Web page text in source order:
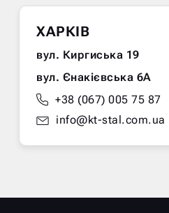
ХАРКІВ
вул. Киргиська 19
вул. Єнакієвська 6А
+38 (067) 005 75 87
info@kt-stal.com.ua